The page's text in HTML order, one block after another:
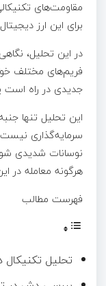
مقاومت‌های
برای این ارز
فریم‌های مختلف
جدیدی در راه است
این تحلیل تنها
سرمایه‌گذاری
نوسانات شدیدی
هرگونه معامله در
فهرست مطالب
تحلیل